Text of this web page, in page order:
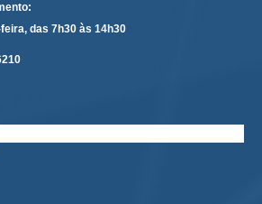
e Instrumentos
das 7h30 às 14h30